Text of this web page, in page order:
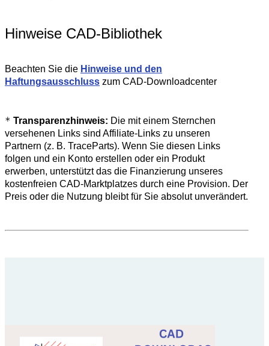
Hinweise CAD-Bibliothek
Beachten Sie die Hinweise und den
Haftungsausschluss zum CAD-Downloadcenter
* Transparenzhinweis: Die mit einem Sternchen
versehenen Links sind Affiliate-Links zu unseren
Partnern (z. B. TraceParts). Wenn Sie diesen Links
folgen und ein Konto erstellen oder ein Produkt
erwerben, unterstützt das die Finanzierung unseres
kostenfreien CAD-Marktplatzes durch eine Provision. Der
Preis oder die Nutzung bleibt für Sie absolut unverändert.